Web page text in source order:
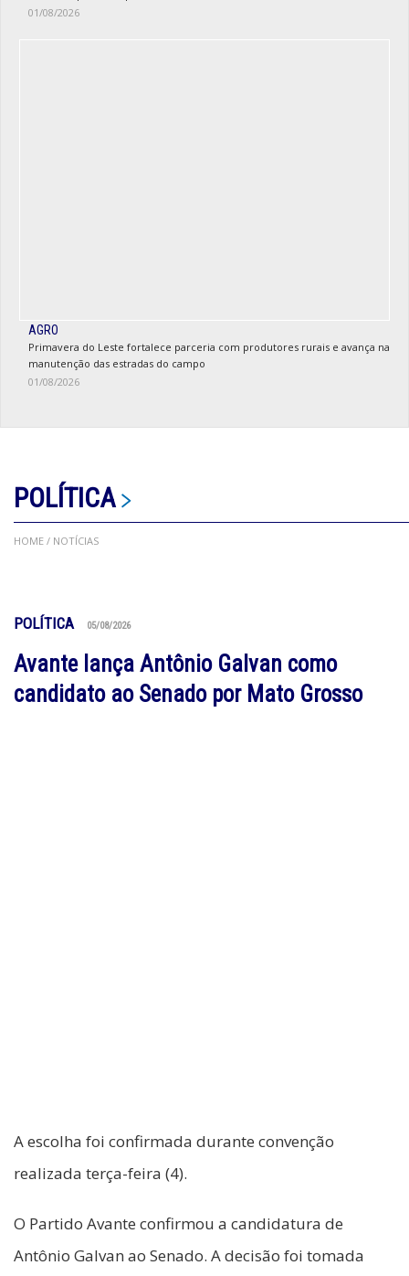
01/08/2026
AGRO
Primavera do Leste fortalece parceria com produtores rurais e avança na
manutenção das estradas do campo
01/08/2026
POLÍTICA
HOME / NOTÍCIAS
POLÍTICA 05/08/2026
Avante lança Antônio Galvan como
candidato ao Senado por Mato Grosso
A escolha foi confirmada durante convenção
realizada terça-feira (4).
O Partido Avante confirmou a candidatura de
Antônio Galvan ao Senado. A decisão foi tomada